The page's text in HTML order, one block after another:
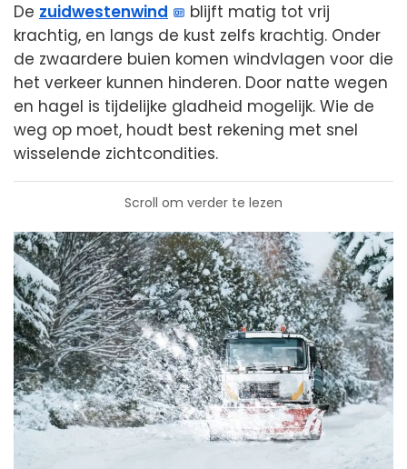
De zuidwestenwind
blijft matig tot vrij
krachtig, en langs de kust zelfs krachtig. Onder
de zwaardere buien komen windvlagen voor die
het verkeer kunnen hinderen. Door natte wegen
en hagel is tijdelijke gladheid mogelijk. Wie de
weg op moet, houdt best rekening met snel
wisselende zichtcondities.
Scroll om verder te lezen